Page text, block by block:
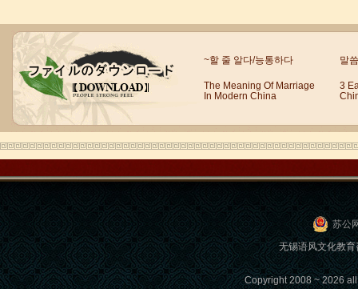
ンターの優秀な生徒である任代利さん
の感想： 皆さんこんにちは、私は任代
利と申しますが、...
語風漢語学員ー冯婷
語風国際教育交流グループ語風漢語セ
~할 줄 알다/능통하다 말
The Meaning Of Marriage
In Modern China
3
苏公
无锡语风文化教
Copyright 2008 ~ 2026